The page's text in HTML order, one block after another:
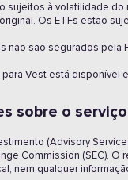
sujeitos à volatilidade
Os ETFs estão
não são segurados pela
Vest está
sobre o
(Advisory
Commission (SEC).
nem qualquer